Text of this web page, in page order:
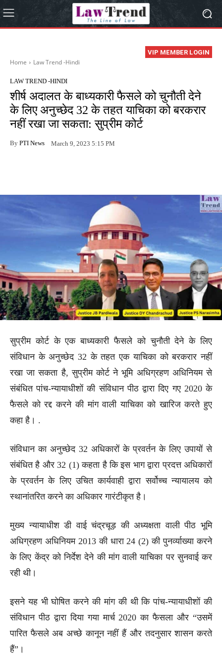
VIP MEMBER LOGIN
Home Law Trend -Hindi
LAW TREND -HINDI
शीर्ष अदालत के बाध्यकारी फैसले को चुनौती देने
के लिए अनुच्छेद 32 के तहत याचिका को बरकरार
नहीं रखा जा सकता: सुप्रीम कोर्ट
By PTI News March 9, 2023 5:15 PM
सुप्रीम कोर्ट के एक बाध्यकारी फैसले को चुनौती देने के लिए
संविधान के अनुच्छेद 32 के तहत एक याचिका को बरकरार नहीं
रखा जा सकता है, सुप्रीम कोर्ट ने भूमि अधिग्रहण अधिनियम से
संबंधित पांच-न्यायाधीशों की संविधान पीठ द्वारा दिए गए 2020 के
फैसले को रद्द करने की मांग वाली याचिका को खारिज करते हुए
कहा है। .
संविधान का अनुच्छेद 32 अधिकारों के प्रवर्तन के लिए उपायों से
संबंधित है और 32 (1) कहता है कि इस भाग द्वारा प्रदत्त अधिकारों
के प्रवर्तन के लिए उचित कार्यवाही द्वारा सर्वोच्च न्यायालय को
स्थानांतरित करने का अधिकार गारंटीकृत है।
मुख्य न्यायाधीश डी वाई चंद्रचूड़ की अध्यक्षता वाली पीठ भूमि
अधिग्रहण अधिनियम 2013 की धारा 24 (2) की पुनर्व्याख्या करने
के लिए केंद्र को निर्देश देने की मांग वाली याचिका पर सुनवाई कर
रही थी।
इसने यह भी घोषित करने की मांग की थी कि पांच-न्यायाधीशों की
संविधान पीठ द्वारा दिया गया मार्च 2020 का फैसला और “उसमें
पारित फैसले अब अच्छे कानून नहीं हैं और तदनुसार शासन करते
हैं”।